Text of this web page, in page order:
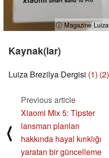
ⓘ Magazine Luiza
Kaynak(lar)
Luiza Brezilya Dergisi (1) (2)
⟨
Previous article
Xiaomi Mix 5: Tipster
lansman planları
hakkında hayal kırıklığı
yaratan bir güncelleme